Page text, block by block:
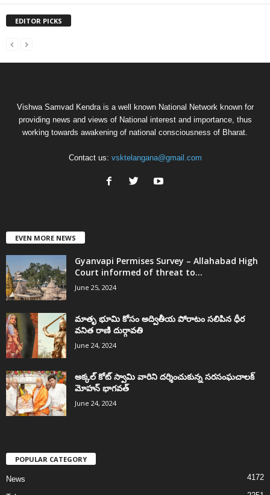
EDITOR PICKS
Vishwa Samvad Kendra is a well known National Network known for
providing news and views of National interest and importance, thus
working towards awakening of national consciousness of Bharat.
Contact us: vsktelangana@gmail.com
EVEN MORE NEWS
Gyanvapi Permises Survey – Allahabad High
Court informed of threat to...
June 25, 2024
మాతృ భూమి కోసం అద్వితీయ పోరాటం సలిపిన ధీర
వనిత రాణి దుర్గావతి
June 24, 2024
అక్కల్‌ కోట్‌ స్వామి వారిని దర్శించుకున్న సరసంఘచాలక్
మోహన్ భాగవత్
June 24, 2024
POPULAR CATEGORY
News 4172